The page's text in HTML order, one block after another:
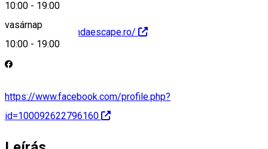
10:00 - 19:00
vasárnap
10:00 - 19:00
https://www.kalondaescape.ro/
https://www.facebook.com/profile.php?
id=100092622796160